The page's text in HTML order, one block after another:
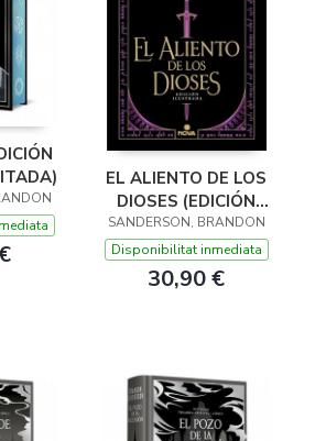
EL ALIENTO DE LOS
DIOSES (EDICIÓN
ILUSTRADA)
SANDERSON, BRANDON
Disponibilitat inmediata
30,90 €